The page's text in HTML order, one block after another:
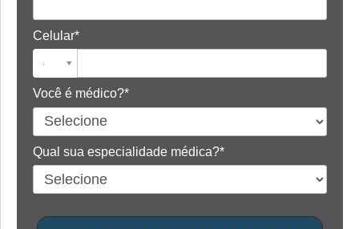
Celular*
Você é médico?*
Qual sua especialidade médica?*